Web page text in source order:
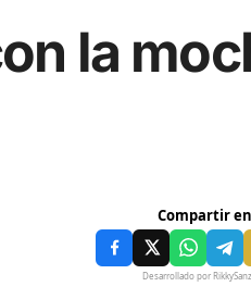
la
Compartir
Desarrollado por